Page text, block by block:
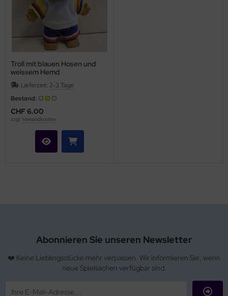
Troll mit blauen Hosen und
weissem Hemd
Lieferzeit: 2-3 Tage
Bestand:
CHF 6.00
zzgl. Versandkosten
Abonnieren Sie unseren Newsletter
❤️ Keine Lieblingsstücke mehr verpassen. Wir informieren Sie, wenn
neue Spielsachen verfügbar sind.